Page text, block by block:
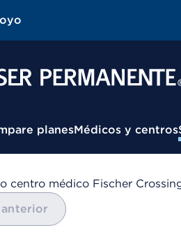
planesMédicos y centros
centro médico Fischer